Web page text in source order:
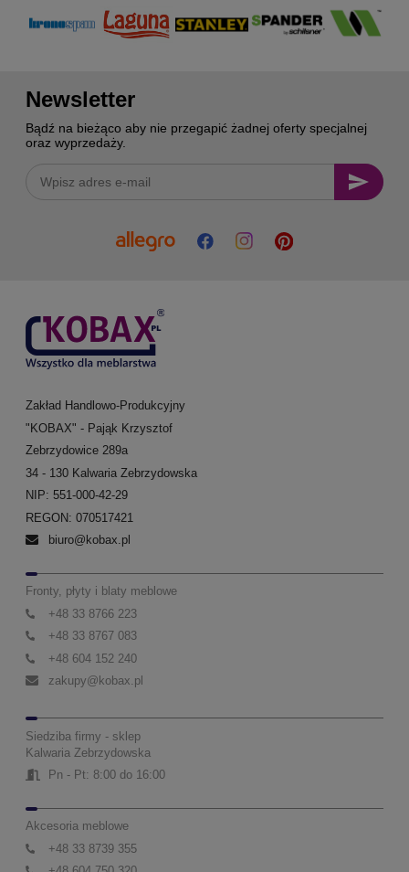
Newsletter
Bądź na bieżąco aby nie przegapić żadnej oferty specjalnej
oraz wyprzedaży.
Zakład Handlowo-Produkcyjny
"KOBAX" - Pająk Krzysztof
Zebrzydowice 289a
34 - 130 Kalwaria Zebrzydowska
NIP: 551-000-42-29
REGON: 070517421
biuro@kobax.pl
Fronty, płyty i blaty meblowe
+48 33 8766 223
+48 33 8767 083
+48 604 152 240
zakupy@kobax.pl
Siedziba firmy - sklep
Kalwaria Zebrzydowska
Pn - Pt: 8:00 do 16:00
Akcesoria meblowe
+48 33 8739 355